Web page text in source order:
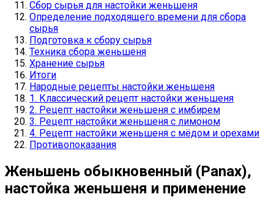
Сбор сырья для настойки женьшеня
Определение подходящего времени для сбора
сырья
Подготовка к сбору сырья
Техника сбора женьшеня
Хранение сырья
Итоги
Народные рецепты настойки женьшеня
1. Классический рецепт настойки женьшеня
2. Рецепт настойки женьшеня с имбирем
3. Рецепт настойки женьшеня с лимоном
4. Рецепт настойки женьшеня с мёдом и орехами
Противопоказания
Женьшень обыкновенный (Panax),
настойка женьшеня и применение